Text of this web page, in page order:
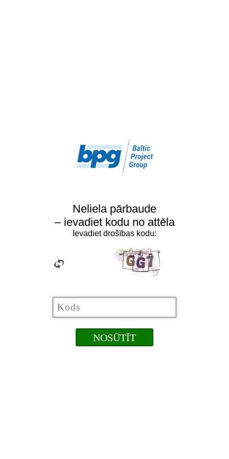
Neliela pārbaude
– ievadiet kodu no attēla
Ievadiet drošības kodu: